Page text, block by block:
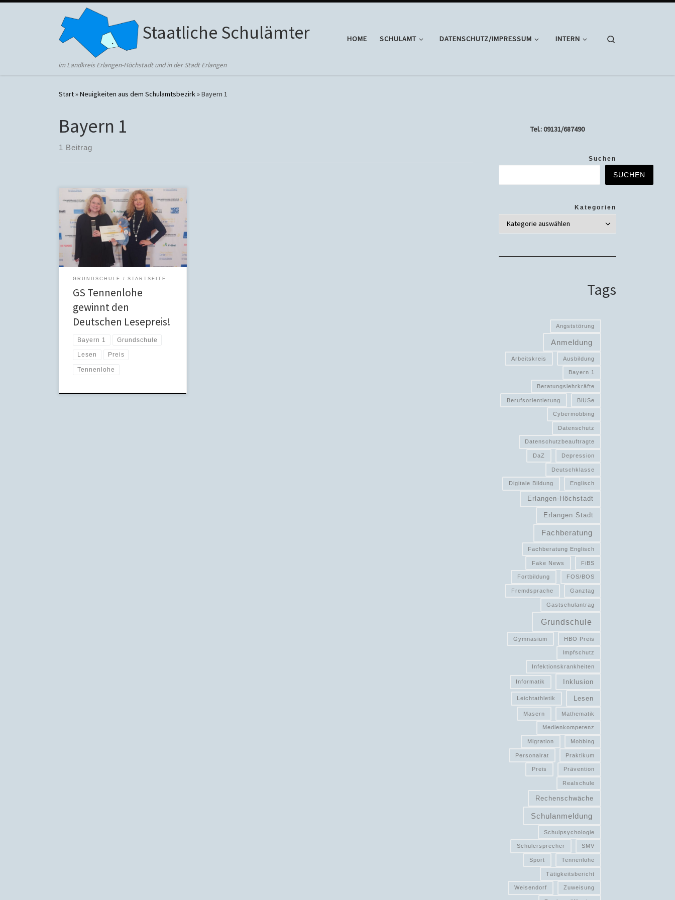
Zum Inhalt springen
Staatliche Schulämter
im Landkreis Erlangen-Höchstadt und in der Stadt Erlangen
HOME SCHULAMT DATENSCHUTZ/IMPRESSUM INTERN
Start»Neuigkeiten aus dem Schulamtsbezirk»Bayern 1
Bayern 1
1 Beitrag
Herzlichen Glückwunsch! Die
Grundschule Tennenlohe hat bei der
Preisverleihung des Deutschen
Lesepreises in Berlin den 1. Preis in
der Kategorie Leseförderung
gewonnen. Bayern 1 interviewte Frau
Schulleiterin Sabine Reichel…hören
– Lesepreis
GRUNDSCHULE STARTSEITE
GS Tennenlohe
gewinnt den
Deutschen Lesepreis!
Bayern 1 Grundschule
Lesen Preis
Tennenlohe
Tel.: 09131/687490
Suchen
SUCHEN
Kategorien
Tags
Angststörung
Anmeldung
Arbeitskreis Ausbildung
Bayern 1
Beratungslehrkräfte
Berufsorientierung BiUSe
Cybermobbing
Datenschutz
Datenschutzbeauftragte
DaZ Depression
Deutschklasse
Digitale Bildung Englisch
Erlangen-Höchstadt
Erlangen Stadt
Fachberatung
Fachberatung Englisch
Fake News FiBS
Fortbildung FOS/BOS
Fremdsprache Ganztag
Gastschulantrag
Grundschule
Gymnasium HBO Preis
Impfschutz
Infektionskrankheiten
Informatik Inklusion
Leichtathletik Lesen
Masern Mathematik
Medienkompetenz
Migration Mobbing
Personalrat Praktikum
Preis Prävention
Realschule
Rechenschwäche
Schulanmeldung
Schulpsychologie
Schülersprecher SMV
Sport Tennenlohe
Tätigkeitsbericht
Weisendorf Zuweisung